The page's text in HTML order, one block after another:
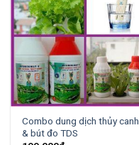
Combo dung dịch thủy canh
& bút đo TDS